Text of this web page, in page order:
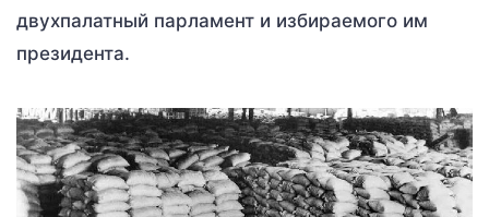
двухпалатный парламент и избираемого им
президента.